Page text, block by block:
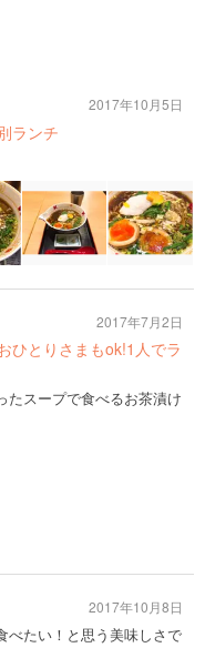
ランチ
2017年10月5日
ひとりさまもok!1人でラ
たスープで食べるお茶漬け
2017年7月2日
べたい！と思う美味しさで
2017年10月8日